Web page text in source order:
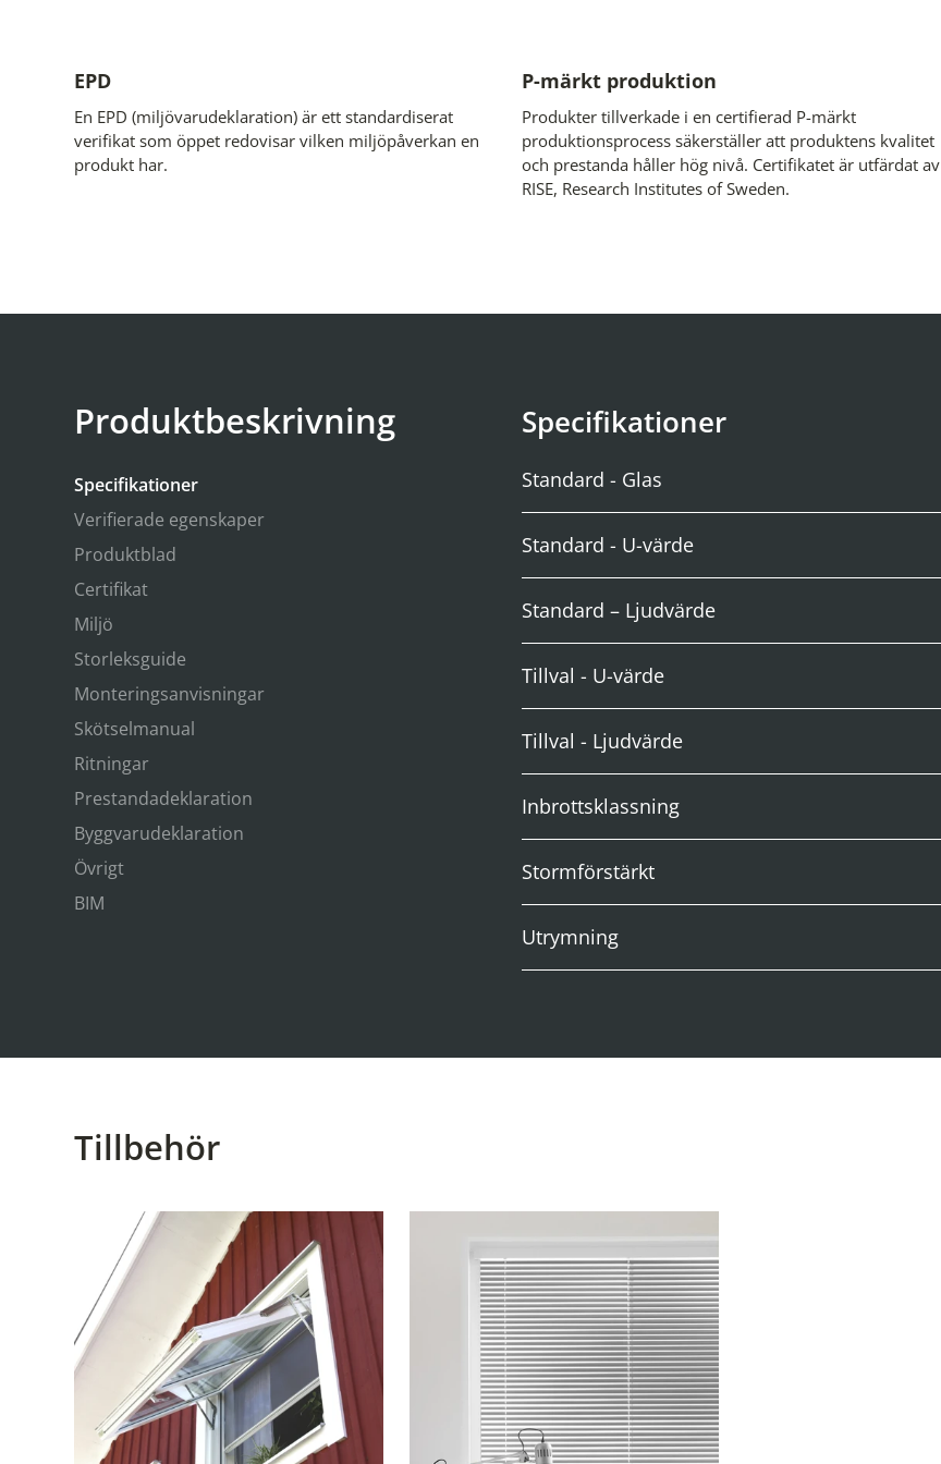
EPD
En EPD (miljövarudeklaration) är ett standardiserat
verifikat som öppet redovisar vilken miljöpåverkan en
produkt har.
P-märkt produktion
Produkter tillverkade i en certifierad P-märkt
produktionsprocess säkerställer att produktens kvalitet
och prestanda håller hög nivå. Certifikatet är utfärdat av
RISE, Research Institutes of Sweden.
Produktbeskrivning
Specifikationer
Verifierade egenskaper
Produktblad
Certifikat
Miljö
Storleksguide
Monteringsanvisningar
Skötselmanual
Ritningar
Prestandadeklaration
Byggvarudeklaration
Övrigt
BIM
Specifikationer
Standard - Glas
Standard - U-värde
Standard – Ljudvärde
Tillval - U-värde
Tillval - Ljudvärde
Inbrottsklassning
Stormförstärkt
Utrymning
Tillbehör